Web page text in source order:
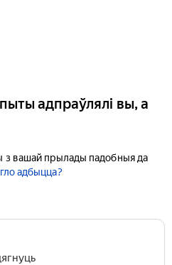
адпраўлялі вы, а
з вашай прылады падобныя да
адбыцца?